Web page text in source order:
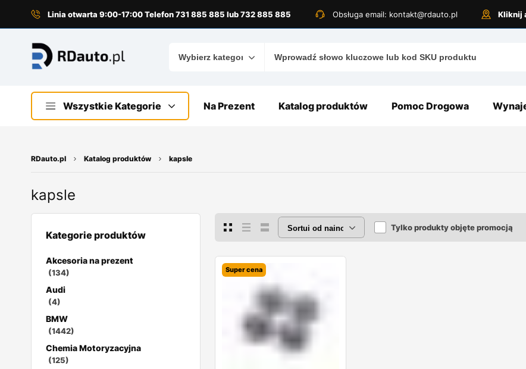
Linia otwarta 9:00-17:00 Telefon 731 885 885 lub 732 885 885 Obsługa email: kontakt@rdauto.pl Kliknij
Wszystkie Kategorie Na Prezent Katalog produktów Pomoc Drogowa
RDauto.pl Katalog produktów kapsle
kapsle
Kategorie produktów
Akcesoria na prezent
(134)
Audi
(4)
BMW
(1442)
Chemia Motoryzacyjna
(125)
Tylko produkty objęte promocją
Super cena